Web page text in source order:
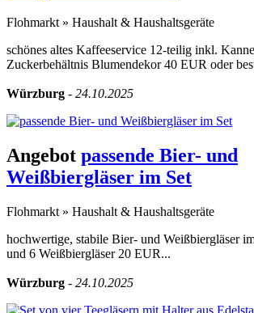
Flohmarkt » Haushalt & Haushaltsgeräte
schönes altes Kaffeeservice 12-teilig inkl.
Zuckerbehältnis Blumendekor 40 EUR oder
Würzburg - 24.10.2025
Angebot passende Bier- und
Weißbiergläser im Set
Flohmarkt » Haushalt & Haushaltsgeräte
hochwertige, stabile Bier- und Weißbiergläser
und 6 Weißbiergläser 20 EUR...
Würzburg - 24.10.2025